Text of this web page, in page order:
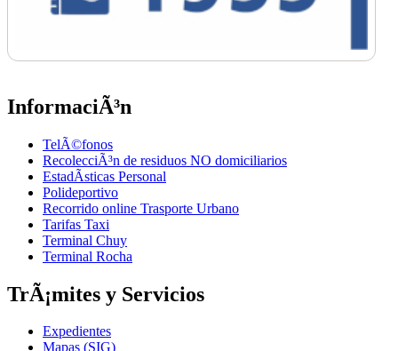
InformaciÃ³n
TelÃ©fonos
RecolecciÃ³n de residuos NO domiciliarios
EstadÃ­sticas Personal
Polideportivo
Recorrido online Trasporte Urbano
Tarifas Taxi
Terminal Chuy
Terminal Rocha
TrÃ¡mites y Servicios
Expedientes
Mapas (SIG)